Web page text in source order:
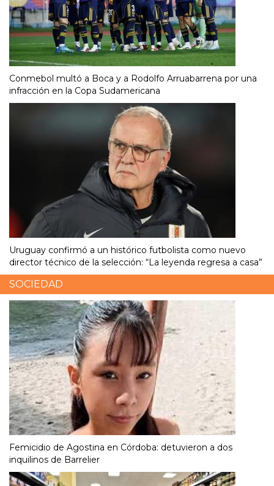
Conmebol multó a Boca y a Rodolfo Arruabarrena por una
infracción en la Copa Sudamericana
Uruguay confirmó a un histórico futbolista como nuevo
director técnico de la selección: “La leyenda regresa a casa”
SOCIEDAD
Femicidio de Agostina en Córdoba: detuvieron a dos
inquilinos de Barrelier